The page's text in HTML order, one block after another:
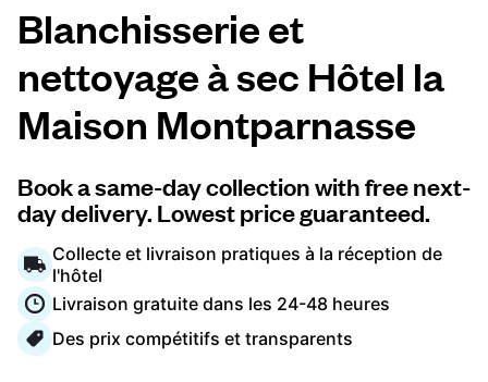
Prix et services
À propos de nous
Pour les entreprises
Connectez-vous
Blanchisserie et
nettoyage à sec Hôtel la
Maison Montparnasse
Book a same-day collection with free next-
day delivery. Lowest price guaranteed.
Collecte et livraison pratiques à la réception de
l'hôtel
Livraison gratuite dans les 24-48 heures
Des prix compétitifs et transparents